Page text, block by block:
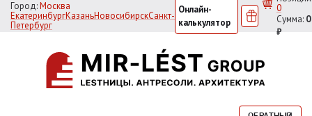
Город:Москва
ЕкатеринбургКазаньНовосибирскСанкт-
Петербург
Онлайн-
калькулятор
0
Сумма: 0
₽